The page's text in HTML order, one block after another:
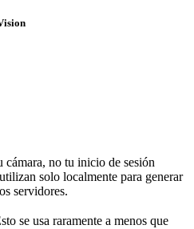
cámara, no tu inicio de sesión
solo localmente para generar
servidores.
se usa raramente a menos que